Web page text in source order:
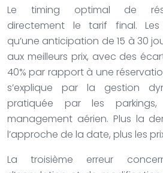
Le timing optimal de
directement le tarif final.
qu’une anticipation de 15 à 30
aux meilleurs prix, avec des
40% par rapport à une
s’explique par la gestion
pratiquée par les
management aérien. Plus la
l’approche de la date, plus les
La troisième erreur